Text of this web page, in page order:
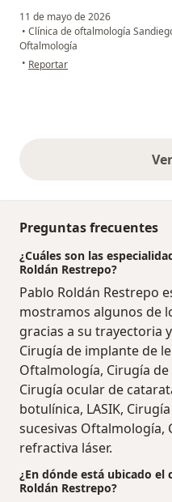
11 de mayo de 2026
• Clínica de oftalmología
Oftalmología
• en opinión del usuario Juan
Reportar
Preguntas frecuentes
¿Cuáles son las
Roldán Restrepo?
Pablo Roldán Restrepo
mostramos algunos de
gracias a su trayectoria
Cirugía de implante de
Oftalmología, Cirugía
Cirugía ocular de
botulínica, LASIK,
sucesivas Oftalmología,
refractiva láser.
¿En dónde está ubicado el
Roldán Restrepo?